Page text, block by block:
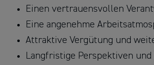
Einen vertrauensvollen
Eine angenehme
Attraktive Vergütung und
Langfristige Perspektiven